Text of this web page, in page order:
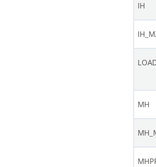
IH
MH